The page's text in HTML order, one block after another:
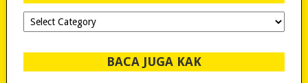
Dipilih-
dipilih..
BACA JUGA KAK